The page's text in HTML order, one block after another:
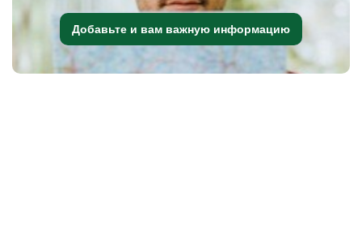
Добавьте и вам важную информацию